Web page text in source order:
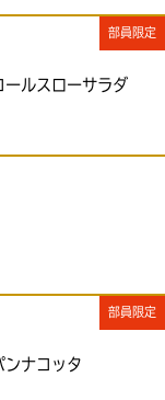
部員限定
ールスローサラダ
部員限定
ンナコッタ